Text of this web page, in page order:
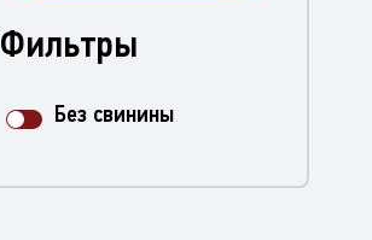
Фильтры
Без свинины